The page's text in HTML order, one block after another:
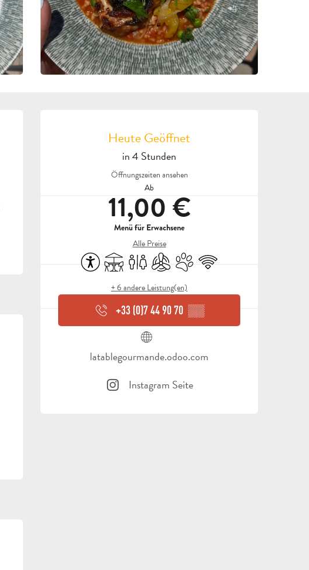
ÖFFNUNGSZEITEN &
Heute Geöffnet
in 4 Stunden
Öffnungszeiten ansehen
Ab
11,00 €
Menü für Erwachsene
Alle Preise
Zugänglichkeit
TerrasseToilettenKlimaanlage
Tiere erlaubt
Wi-Fi
+ 6 andere Leistung(en)
+33 (0)7 44 90 70 ▒▒
latablegourmande.odoo.com
Instagram Seite